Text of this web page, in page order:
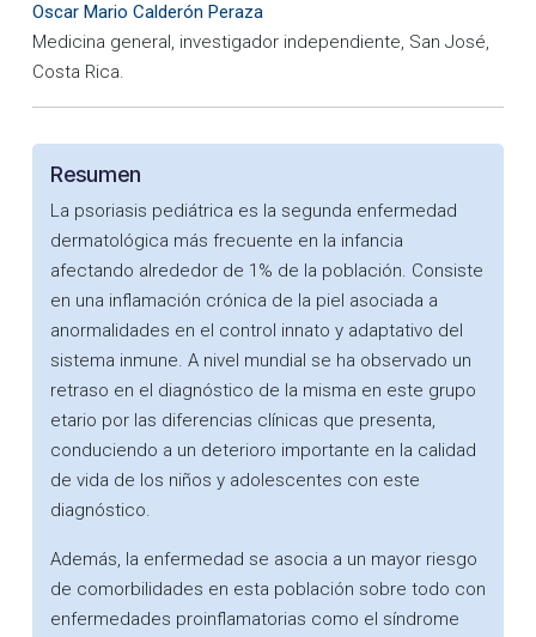
Oscar Mario Calderón Peraza
Medicina general, investigador independiente, San José,
Costa Rica.
Resumen
La psoriasis pediátrica es la segunda enfermedad
dermatológica más frecuente en la infancia
afectando alrededor de 1% de la población. Consiste
en una inflamación crónica de la piel asociada a
anormalidades en el control innato y adaptativo del
sistema inmune. A nivel mundial se ha observado un
retraso en el diagnóstico de la misma en este grupo
etario por las diferencias clínicas que presenta,
conduciendo a un deterioro importante en la calidad
de vida de los niños y adolescentes con este
diagnóstico.
Además, la enfermedad se asocia a un mayor riesgo
de comorbilidades en esta población sobre todo con
enfermedades proinflamatorias como el síndrome